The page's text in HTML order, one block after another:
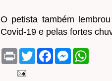
O petista também
Covid-19 e pelas fortes
P
n
T
w
F
M